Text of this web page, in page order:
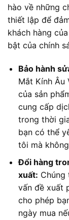
hào về những
thiết lập để
khách hàng
bật của chính
Bảo hành
Mắt Kính
của sản
cung cấp
trong thời
bạn có thể
tôi mà
Đổi hàng
xuất: Chúng
vấn đề xuất
cho phép
ngày mua